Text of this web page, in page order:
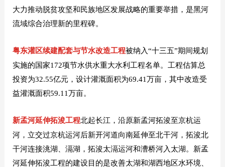
大力推动脱贫攻坚和民族地区发展战略的重要举措，是黑河
流域综合治理新的里程碑。
粤东灌区续建配套与节水改造工程被纳入“十三五”期间规划
实施的国家172项节水供水重大水利工程名单。工程估算总
投资为32.55亿元，设计灌溉面积为69.41万亩，其中改造受
益灌溉面积59.11万亩。
新孟河延伸拓浚工程北起长江，沿原新孟河拓浚至京杭运
河，立交过京杭运河后新开河道向南延伸至北干河，拓浚北
干河连接洮湖、滆湖，拓浚太滆运河和漕桥河入太湖。新孟
河延伸拓浚工程的建设目的是改善太湖和湖西地区水环境、